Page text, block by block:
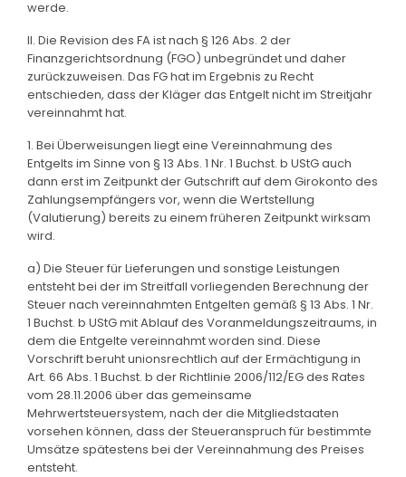
werde.
II. Die Revision des FA ist nach § 126 Abs. 2 der
Finanzgerichtsordnung (FGO) unbegründet und daher
zurückzuweisen. Das FG hat im Ergebnis zu Recht
entschieden, dass der Kläger das Entgelt nicht im Streitjahr
vereinnahmt hat.
1. Bei Überweisungen liegt eine Vereinnahmung des
Entgelts im Sinne von § 13 Abs. 1 Nr. 1 Buchst. b UStG auch
dann erst im Zeitpunkt der Gutschrift auf dem Girokonto des
Zahlungsempfängers vor, wenn die Wertstellung
(Valutierung) bereits zu einem früheren Zeitpunkt wirksam
wird.
a) Die Steuer für Lieferungen und sonstige Leistungen
entsteht bei der im Streitfall vorliegenden Berechnung der
Steuer nach vereinnahmten Entgelten gemäß § 13 Abs. 1 Nr.
1 Buchst. b UStG mit Ablauf des Voranmeldungszeitraums, in
dem die Entgelte vereinnahmt worden sind. Diese
Vorschrift beruht unionsrechtlich auf der Ermächtigung in
Art. 66 Abs. 1 Buchst. b der Richtlinie 2006/112/EG des Rates
vom 28.11.2006 über das gemeinsame
Mehrwertsteuersystem, nach der die Mitgliedstaaten
vorsehen können, dass der Steueranspruch für bestimmte
Umsätze spätestens bei der Vereinnahmung des Preises
entsteht.